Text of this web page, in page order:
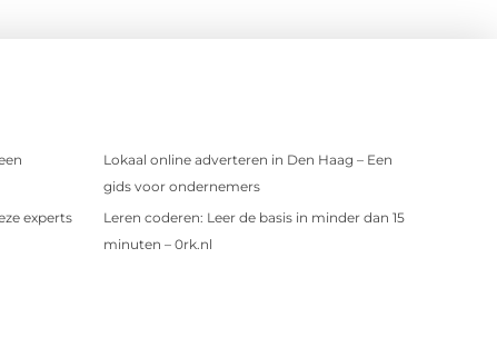
Lokaal online adverteren in Den Haag – Een
gids voor ondernemers
experts
Leren coderen: Leer de basis in minder dan 15
minuten – 0rk.nl